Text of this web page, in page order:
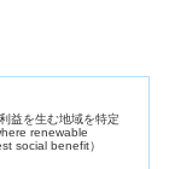
益を生む地域を特定
renewable
social benefit）